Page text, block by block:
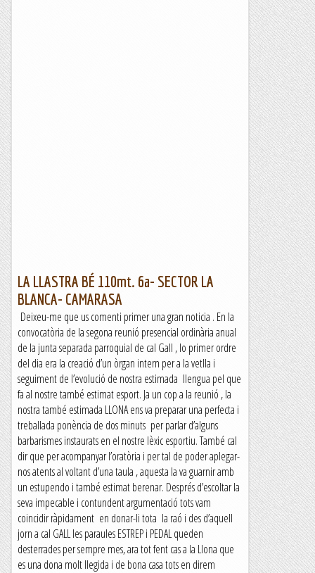
LA LLASTRA BÉ 110mt. 6a- SECTOR LA
BLANCA- CAMARASA
Deixeu-me que us comenti primer una gran noticia . En la
convocatòria de la segona reunió presencial ordinària anual
de la junta separada parroquial de cal Gall , lo primer ordre
del dia era la creació d’un òrgan intern per a la vetlla i
seguiment de l’evolució de nostra estimada llengua pel que
fa al nostre també estimat esport. Ja un cop a la reunió , la
nostra també estimada LLONA ens va preparar una perfecta i
treballada ponència de dos minuts per parlar d’alguns
barbarismes instaurats en el nostre lèxic esportiu. També cal
dir que per acompanyar l’oratòria i per tal de poder aplegar-
nos atents al voltant d’una taula , aquesta la va guarnir amb
un estupendo i també estimat berenar. Després d’escoltar la
seva impecable i contundent argumentació tots vam
coincidir ràpidament en donar-li tota la raó i des d’aquell
jorn a cal GALL les paraules ESTREP i PEDAL queden
desterrades per sempre mes, ara tot fent cas a la Llona que
es una dona molt llegida i de bona casa tots en direm